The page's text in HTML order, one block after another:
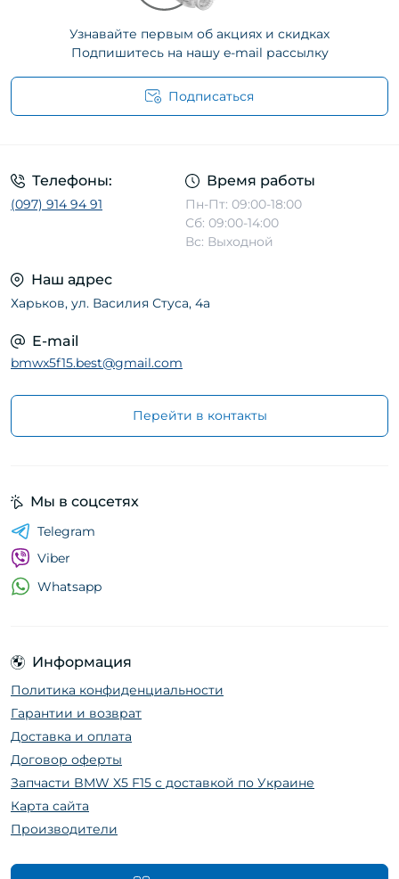
Узнавайте первым об акциях и скидках
Подпишитесь на нашу e-mail рассылку
Подписаться
Телефоны:
(097) 914 94 91
Время работы
Пн-Пт: 09:00-18:00
Сб: 09:00-14:00
Вс: Выходной
Наш адрес
Харьков, ул. Василия Стуса, 4а
E-mail
bmwx5f15.best@gmail.com
Перейти в контакты
Информация
Политика конфиденциальности
Гарантии и возврат
Доставка и оплата
Договор оферты
Запчасти BMW X5 F15 с доставкой по Украине
Карта сайта
Производители
Мы в соцсетях
Telegram
Viber
Whatsapp